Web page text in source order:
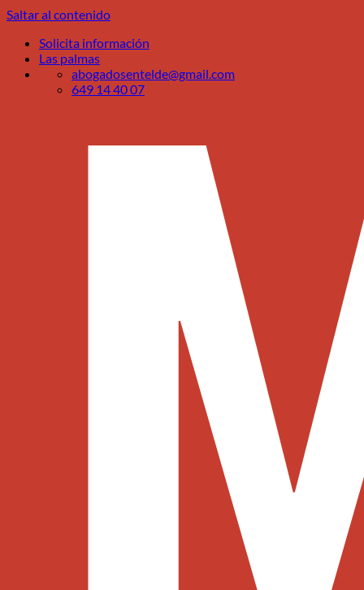
Saltar al contenido
Solicita información
Las palmas
abogadosentelde@gmail.com
649 14 40 07